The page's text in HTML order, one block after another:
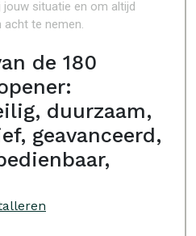
situatie en om altijd
acht te nemen.
de 180
duurzaam,
geavanceerd,